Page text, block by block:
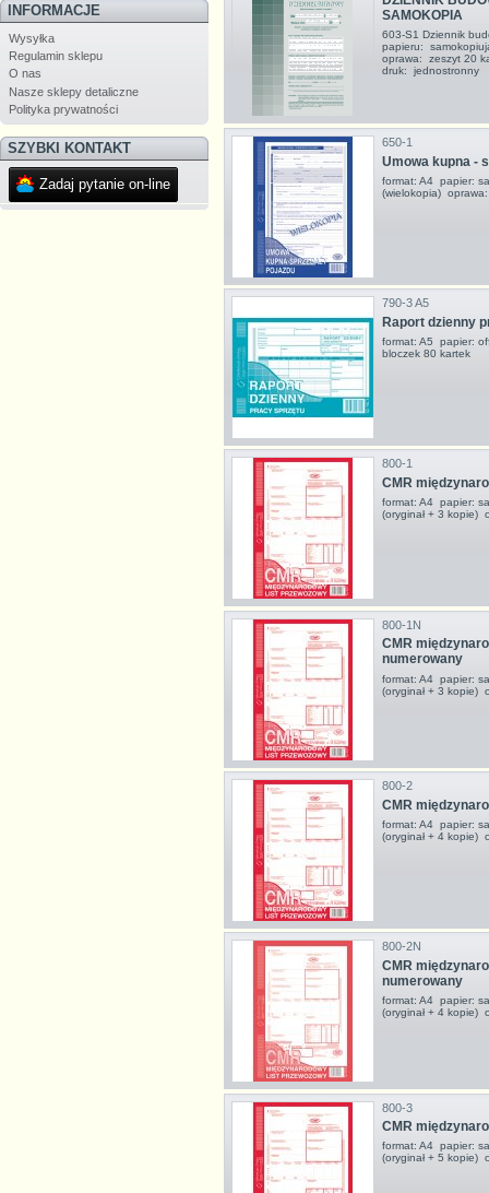
INFORMACJE
Wysyłka
Regulamin sklepu
O nas
Nasze sklepy detaliczne
Polityka prywatności
SZYBKI KONTAKT
Zadaj pytanie on-line
SAMOKOPIA
603-S1 Dziennik
papieru:
oprawa: zeszyt 20
druk: jednostronny
650-1
Umowa kupna -
format: A4 papier:
(wielokopia)
790-3 A5
Raport dzienny
format: A5 papier:
bloczek 80 kartek
800-1
CMR
format: A4 papier:
(oryginał + 3 kopie)
800-1N
CMR
numerowany
format: A4 papier:
(oryginał + 3 kopie)
800-2
CMR
format: A4 papier:
(oryginał + 4 kopie)
800-2N
CMR
numerowany
format: A4 papier:
(oryginał + 4 kopie)
800-3
CMR
format: A4 papier:
(oryginał + 5 kopie)